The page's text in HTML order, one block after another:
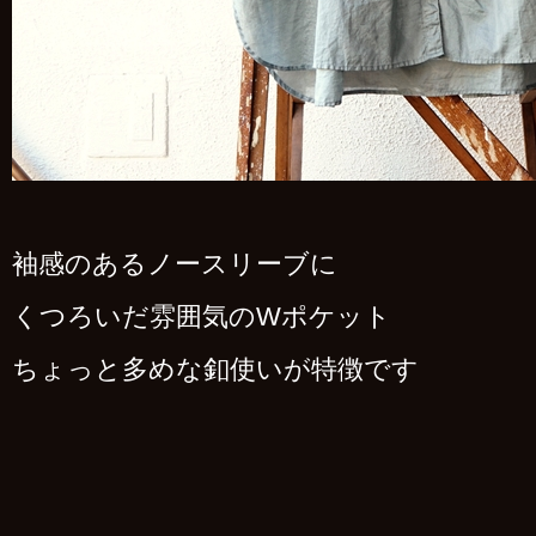
袖感のあるノースリーブに
くつろいだ雰囲気のWポケット
ちょっと多めな釦使いが特徴です